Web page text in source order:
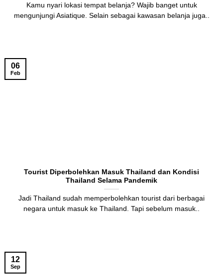
Kamu nyari lokasi tempat belanja? Wajib banget untuk
mengunjungi Asiatique. Selain sebagai kawasan belanja juga..
Tourist Diperbolehkan Masuk Thailand dan Kondisi
Thailand Selama Pandemik
Jadi Thailand sudah memperbolehkan tourist dari berbagai
negara untuk masuk ke Thailand. Tapi sebelum masuk..
06
Feb
12
Sep